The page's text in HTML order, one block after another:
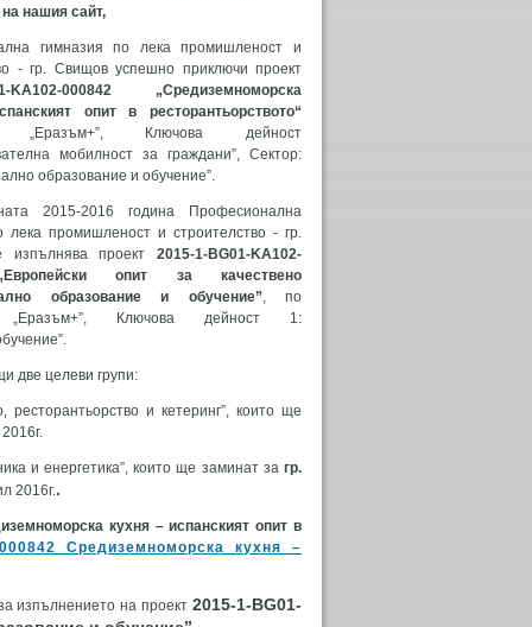
нашия сайт,
гимназия по лека промишленост и
- гр. Свищов успешно приключи проект
KA102-000842 „Средиземноморска
опит в ресторантьорството“
„Еразъм+”, Ключова дейност
мобилност за граждани”, Сектор:
образование и обучение”.
2015-2016 година Професионална
лека промишленост и строителство - гр.
проект 2015-1-BG01-KA102-
опит за качествено
образование и обучение”, по
„Еразъм+”, Ключова дейност 1:
две целеви групи:
и кетеринг”, които ще
и енергетика”, които ще заминат за гр.
2016г..
кухня – испанският опит в
Средиземноморска кухня –
изпълнението на проект2015-1-BG01-